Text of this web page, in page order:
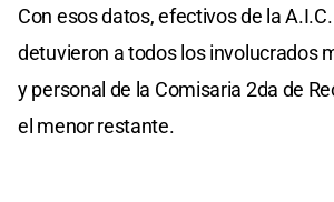
Con esos datos, efectivos de la
detuvieron a todos los involucrados
y personal de la Comisaria 2da de
el menor restante.